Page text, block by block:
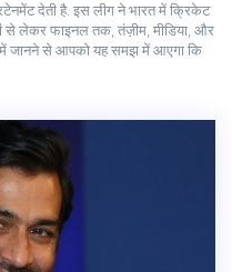
देती है. इस लीग ने भारत में क्रिकेट
से लेकर फाइनल तक, तंज़ीम, मीडिया, और
जानने से आपको यह समझ में आएगा कि